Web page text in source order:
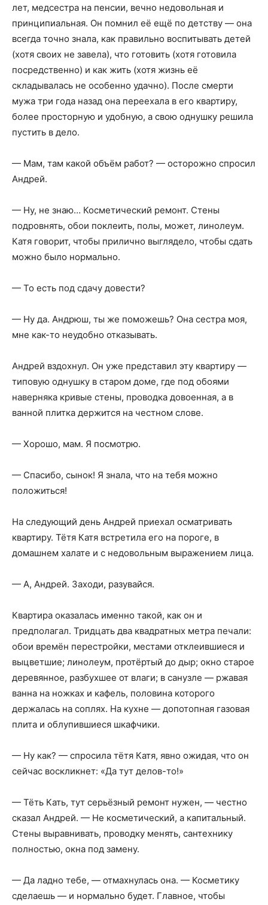
лет, медсестра на пенсии, вечно недовольная и
принципиальная. Он помнил её ещё по детству — она
всегда точно знала, как правильно воспитывать детей
(хотя своих не завела), что готовить (хотя готовила
посредственно) и как жить (хотя жизнь её
складывалась не особенно удачно). После смерти
мужа три года назад она переехала в его квартиру,
более просторную и удобную, а свою однушку решила
пустить в дело.
— Мам, там какой объём работ? — осторожно спросил
Андрей.
— Ну, не знаю… Косметический ремонт. Стены
подровнять, обои поклеить, полы, может, линолеум.
Катя говорит, чтобы прилично выглядело, чтобы сдать
можно было нормально.
— То есть под сдачу довести?
— Ну да. Андрюш, ты же поможешь? Она сестра моя,
мне как-то неудобно отказывать.
Андрей вздохнул. Он уже представил эту квартиру —
типовую однушку в старом доме, где под обоями
наверняка кривые стены, проводка довоенная, а в
ванной плитка держится на честном слове.
— Хорошо, мам. Я посмотрю.
— Спасибо, сынок! Я знала, что на тебя можно
положиться!
На следующий день Андрей приехал осматривать
квартиру. Тётя Катя встретила его на пороге, в
домашнем халате и с недовольным выражением лица.
— А, Андрей. Заходи, разувайся.
Квартира оказалась именно такой, как он и
предполагал. Тридцать два квадратных метра печали:
обои времён перестройки, местами отклеившиеся и
выцветшие; линолеум, протёртый до дыр; окно старое
деревянное, разбухшее от влаги; в санузле — ржавая
ванна на ножках и кафель, половина которого
держалась на соплях. На кухне — допотопная газовая
плита и облупившиеся шкафчики.
— Ну как? — спросила тётя Катя, явно ожидая, что он
сейчас воскликнет: «Да тут делов-то!»
— Тёть Кать, тут серьёзный ремонт нужен, — честно
сказал Андрей. — Не косметический, а капитальный.
Стены выравнивать, проводку менять, сантехнику
полностью, окна под замену.
— Да ладно тебе, — отмахнулась она. — Косметику
сделаешь — и нормально будет. Главное, чтобы